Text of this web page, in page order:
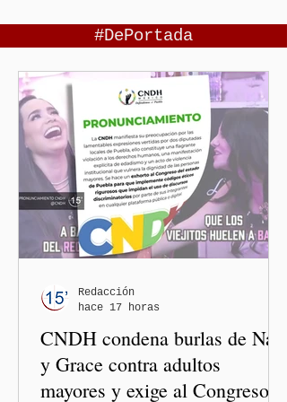
#DePortada
CNDH condena burlas de Nay
y Grace contra adultos
mayores y exige al Congreso
Redacción
hace 17 horas